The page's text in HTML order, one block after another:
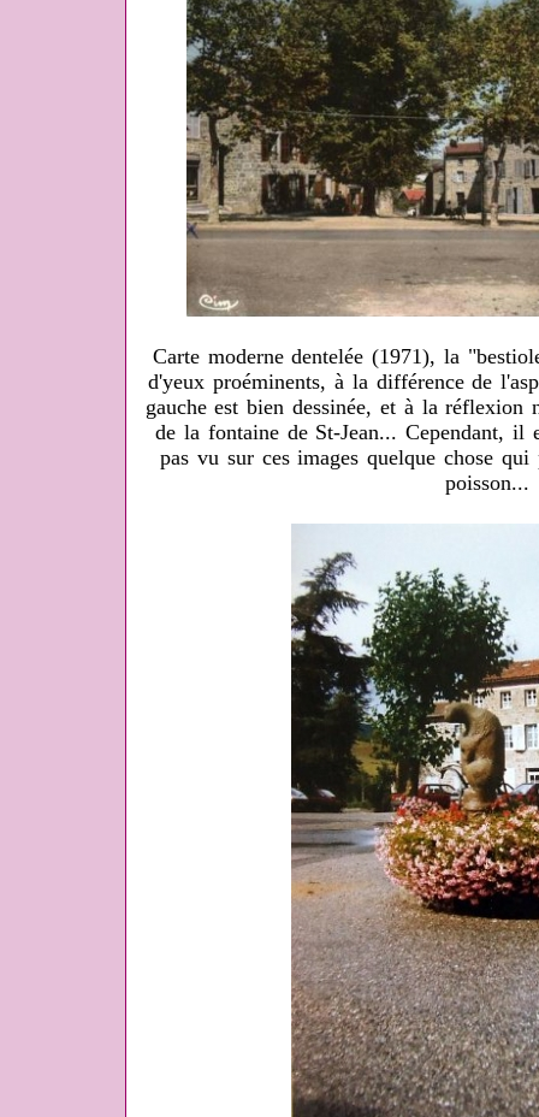
Carte moderne dentelée (1971), la
d'yeux proéminents, à la différence de
gauche est bien dessinée, et à la réflexion
de la fontaine de St-Jean... Cependant, il
pas vu sur ces images quelque chose
poisson...